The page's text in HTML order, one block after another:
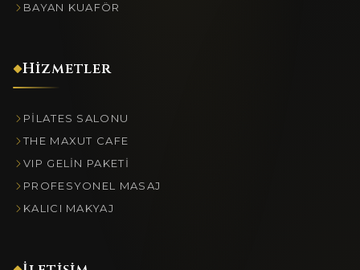
BAYAN KUAFÖR
Hizmetler
PILATES SALONU
THE MAXUT CAFE
VIP GELIN PAKETI
PROFESYONEL MASAJ
KALICI MAKYAJ